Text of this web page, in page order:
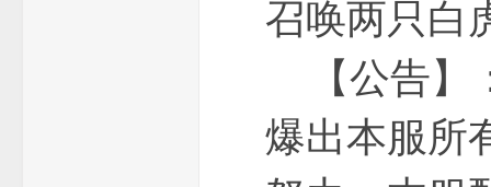
召唤两只白
【公告】
爆出本服所